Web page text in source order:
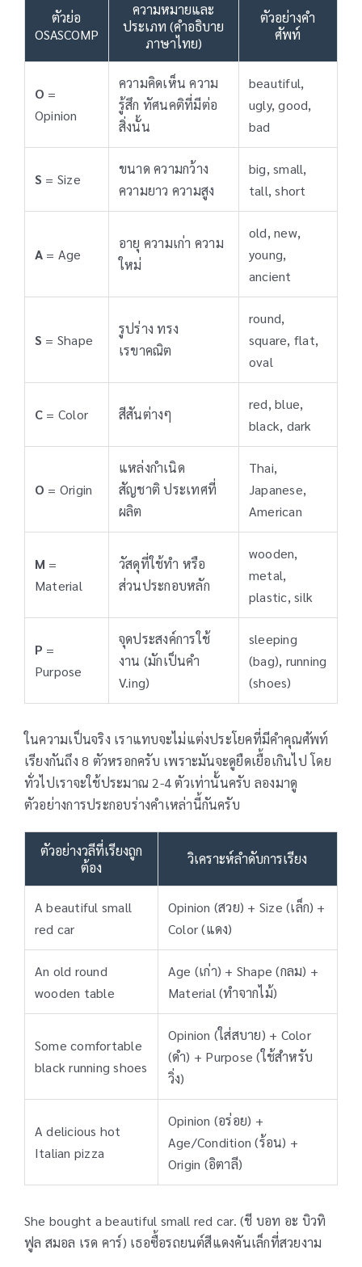
ตัวย่อ
OSASCOMP
ความหมายและ
ประเภท (คำอธิบาย
ภาษาไทย)
ตัวอย่างคำ
ศัพท์
O =
Opinion
ความคิดเห็น ความ
รู้สึก ทัศนคติที่มีต่อ
สิ่งนั้น
beautiful,
ugly, good,
bad
S = Size
ขนาด ความกว้าง
ความยาว ความสูง
big, small,
tall, short
A = Age
อายุ ความเก่า ความ
ใหม่
old, new,
young,
ancient
S = Shape
รูปร่าง ทรง
เรขาคณิต
round,
square, flat,
oval
C = Color สีสันต่างๆ
red, blue,
black, dark
O = Origin
แหล่งกำเนิด
สัญชาติ ประเทศที่
ผลิต
Thai,
Japanese,
American
M =
Material
วัสดุที่ใช้ทำ หรือ
ส่วนประกอบหลัก
wooden,
metal,
plastic, silk
P =
Purpose
จุดประสงค์การใช้
งาน (มักเป็นคำ
V.ing)
sleeping
(bag), running
(shoes)
ในความเป็นจริง เราแทบจะไม่แต่งประโยคที่มีคำคุณศัพท์
เรียงกันถึง 8 ตัวหรอกครับ เพราะมันจะดูยืดเยื้อเกินไป โดย
ทั่วไปเราจะใช้ประมาณ 2-4 ตัวเท่านั้นครับ ลองมาดู
ตัวอย่างการประกอบร่างคำเหล่านี้กันครับ
ตัวอย่างวลีที่เรียงถูก
ต้อง
วิเคราะห์ลำดับการเรียง
A beautiful small
red car
Opinion (สวย) + Size (เล็ก) +
Color (แดง)
An old round
wooden table
Age (เก่า) + Shape (กลม) +
Material (ทำจากไม้)
Some comfortable
black running shoes
Opinion (ใส่สบาย) + Color
(ดำ) + Purpose (ใช้สำหรับ
วิ่ง)
A delicious hot
Italian pizza
Opinion (อร่อย) +
Age/Condition (ร้อน) +
Origin (อิตาลี)
She bought a beautiful small red car. (ชี บอท อะ บิวทิ
ฟูล สมอล เรด คาร์) เธอซื้อรถยนต์สีแดงคันเล็กที่สวยงาม